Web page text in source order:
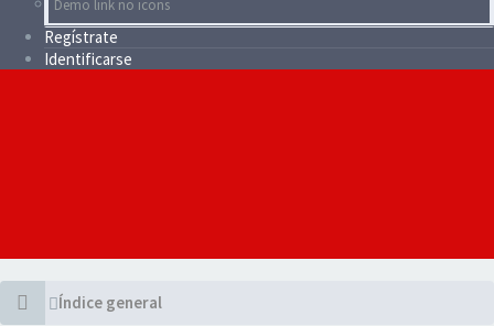
Demo link no icons
Regístrate
Identificarse
Índice general